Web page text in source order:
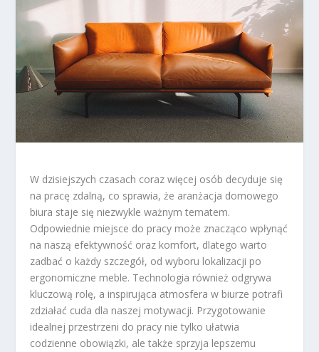
W dzisiejszych czasach coraz więcej osób decyduje się
na pracę zdalną, co sprawia, że aranżacja domowego
biura staje się niezwykle ważnym tematem.
Odpowiednie miejsce do pracy może znacząco wpłynąć
na naszą efektywność oraz komfort, dlatego warto
zadbać o każdy szczegół, od wyboru lokalizacji po
ergonomiczne meble. Technologia również odgrywa
kluczową rolę, a inspirująca atmosfera w biurze potrafi
zdziałać cuda dla naszej motywacji. Przygotowanie
idealnej przestrzeni do pracy nie tylko ułatwia
codzienne obowiązki, ale także sprzyja lepszemu